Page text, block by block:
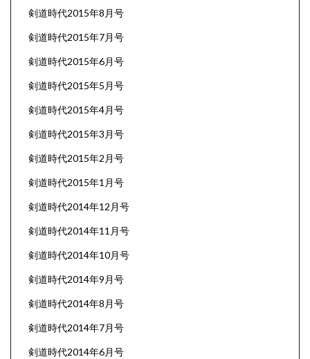
剣道時代2015年8月号
剣道時代2015年7月号
剣道時代2015年6月号
剣道時代2015年5月号
剣道時代2015年4月号
剣道時代2015年3月号
剣道時代2015年2月号
剣道時代2015年1月号
剣道時代2014年12月号
剣道時代2014年11月号
剣道時代2014年10月号
剣道時代2014年9月号
剣道時代2014年8月号
剣道時代2014年7月号
剣道時代2014年6月号